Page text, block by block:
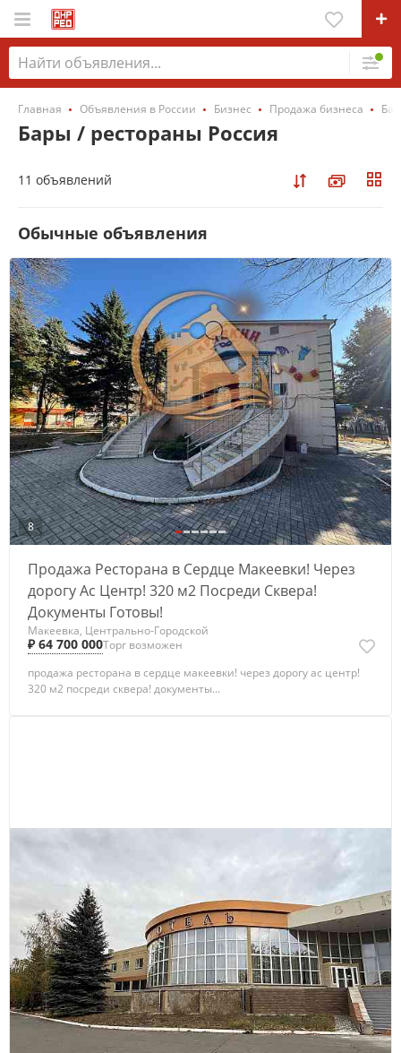
Главная Объявления в России Бизнес Продажа бизнеса
Бары / рестораны Россия
11 объявлений
Обычные объявления
8
Продажа Ресторана в Сердце Макеевки! Через
дорогу Ас Центр! 320 м2 Посреди Сквера!
Документы Готовы!
Макеевка, Центрально-Городской
₽ 64 700 000Торг возможен
продажа ресторана в сердце макеевки! через дорогу ас центр!
320 м2 посреди сквера! документы...